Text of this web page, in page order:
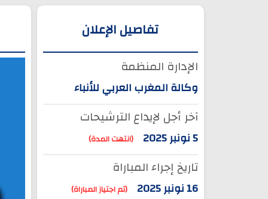
تفاصيل الإعلان
الإدارة المنظمة
وكالة المغرب العربي للأنباء
آخر أجل لإيداع الترشيحات
5 نونبر 2025 (انتهت المدة)
تاريخ إجراء المباراة
16 نونبر 2025 (تم اجتياز المباراة)